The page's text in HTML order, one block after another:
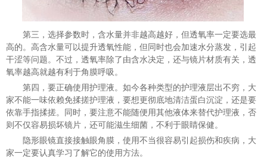
第三，选择参数时，含水量并非越高越好，但透氧率一定要选最
高的。高含水量可以提升透氧性能，但同时也会加速水分蒸发，引起
干涩等问题。不过，透氧率除了由含水决定，还与镜片材质有关，透
氧率越高就越有利于角膜呼吸。
第四，要正确使用护理液。如今各种类型的护理液层出不穷，大
家不能一味依赖免揉搓护理液，要想更彻底地清洁蛋白沉淀，还是要
依靠手指揉搓。同时，要注意不能随便用其他液体来替代护理液，否
则不仅容易损坏镜片，还可能滋生细菌，不利于眼睛保健。
隐形眼镜直接接触眼角膜，使用不当很容易引起损伤和疾病，大
家一定要认真学习了解它的使用方法。